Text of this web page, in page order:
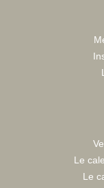
Le
Le